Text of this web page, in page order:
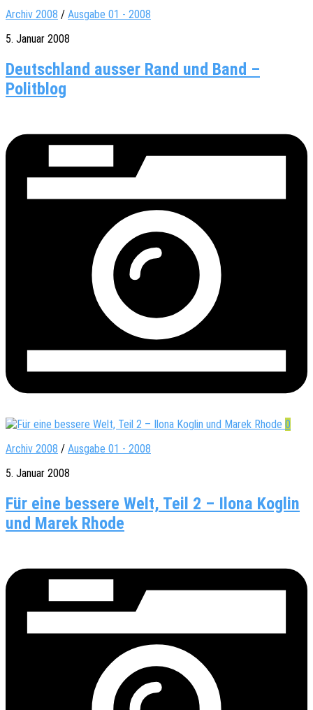
Archiv 2008 / Ausgabe 01 - 2008
5. Januar 2008
Deutschland ausser Rand und Band –
Politblog
0
Archiv 2008 / Ausgabe 01 - 2008
5. Januar 2008
Für eine bessere Welt, Teil 2 – Ilona Koglin
und Marek Rhode